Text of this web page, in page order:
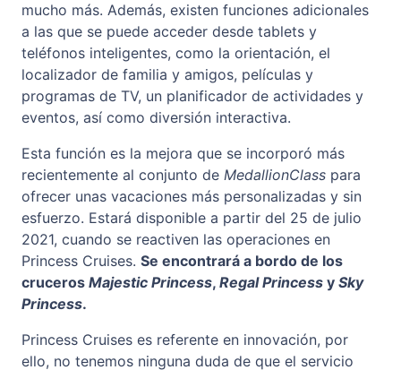
mucho más. Además, existen funciones adicionales
a las que se puede acceder desde tablets y
teléfonos inteligentes, como la orientación, el
localizador de familia y amigos, películas y
programas de TV, un planificador de actividades y
eventos, así como diversión interactiva.
Esta función es la mejora que se incorporó más
recientemente al conjunto de MedallionClass para
ofrecer unas vacaciones más personalizadas y sin
esfuerzo. Estará disponible a partir del 25 de julio
2021, cuando se reactiven las operaciones en
Princess Cruises. Se encontrará a bordo de los
cruceros Majestic Princess, Regal Princess y Sky
Princess.
Princess Cruises es referente en innovación, por
ello, no tenemos ninguna duda de que el servicio